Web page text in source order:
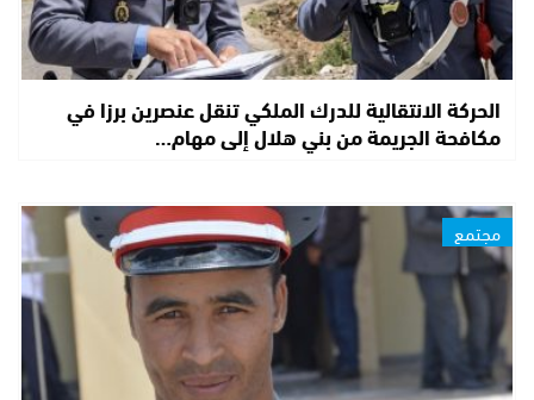
الحركة الانتقالية للدرك الملكي تنقل عنصرين برزا في
مكافحة الجريمة من بني هلال إلى مهام…
مجتمع